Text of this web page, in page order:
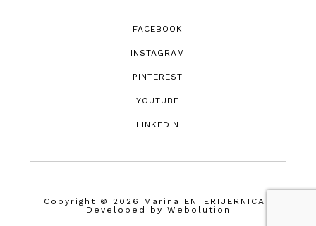
FACEBOOK
INSTAGRAM
PINTEREST
YOUTUBE
LINKEDIN
Copyright © 2026 Marina ENTERIJERNICA ·
Developed by Webolution